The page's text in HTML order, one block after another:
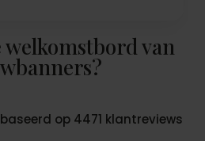
welkomstbord van
op 4471 klantreviews